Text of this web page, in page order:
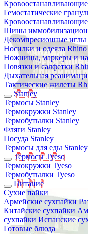
Кровоостанавливающие
Гемостатические
Шины
Декомпресионные иглы
Носилки и одеяла Rhino
Ножницы, маркеры и
Повязки и салфетки
Дыхательная
Тактические жилеты
Stanley
Термосы Stanley
Термокружки Stanley
Термобутылки Stanley
Фляги Stanley
Посуда Stanley
Термосы для еды Stanley
Термосы Tyeso
Термокружки Tyeso
Термобутылки Tyeso
Питание
Сухие пайки
Армейские сухпайки
Китайские сухпайки
сухпайки Испанские
Готовые блюда